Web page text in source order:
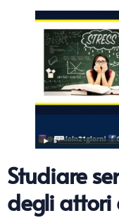
Studiare
degli attori